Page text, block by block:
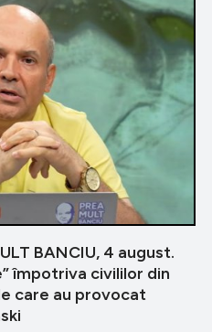
BANCIU, 4 august.
împotriva civililor din
care au provocat